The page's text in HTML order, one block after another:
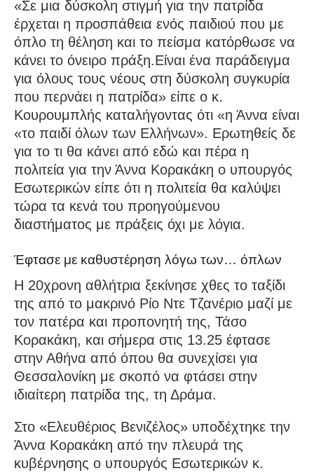
«Σε μια δύσκολη στιγμή για την πατρίδα
έρχεται η προσπάθεια ενός παιδιού που με
όπλο τη θέληση και το πείσμα κατόρθωσε να
κάνει το όνειρο πράξη.Είναι ένα παράδειγμα
για όλους τους νέους στη δύσκολη συγκυρία
που περνάει η πατρίδα» είπε ο κ.
Κουρουμπλής καταλήγοντας ότι «η Άννα είναι
«το παιδί όλων των Ελλήνων». Ερωτηθείς δε
για το τι θα κάνει από εδώ και πέρα η
πολιτεία για την Άννα Κορακάκη ο υπουργός
Εσωτερικών είπε ότι η πολιτεία θα καλύψει
τώρα τα κενά του προηγούμενου
διαστήματος με πράξεις όχι με λόγια.
Έφτασε με καθυστέρηση λόγω των… όπλων
Η 20χρονη αθλήτρια ξεκίνησε χθες το ταξίδι
της από το μακρινό Ρίο Ντε Τζανέριο μαζί με
τον πατέρα και προπονητή της, Τάσο
Κορακάκη, και σήμερα στις 13.25 έφτασε
στην Αθήνα από όπου θα συνεχίσει για
Θεσσαλονίκη με σκοπό να φτάσει στην
ιδιαίτερη πατρίδα της, τη Δράμα.
Στο «Ελευθέριος Βενιζέλος» υποδέχτηκε την
Άννα Κορακάκη από την πλευρά της
κυβέρνησης ο υπουργός Εσωτερικών κ.